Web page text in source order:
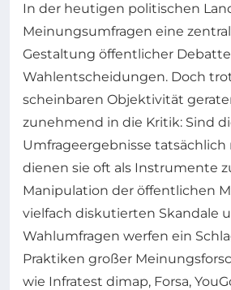
In der heutigen politischen
Meinungsumfragen eine
Gestaltung öffentlicher
Wahlentscheidungen. Doch
scheinbaren Objektivität
zunehmend in die Kritik: Sind
Umfrageergebnisse tatsächlich
dienen sie oft als Instrumente
Manipulation der öffentlichen
vielfach diskutierten Skandale
Wahlumfragen werfen ein
Praktiken großer
wie Infratest dimap, Forsa,